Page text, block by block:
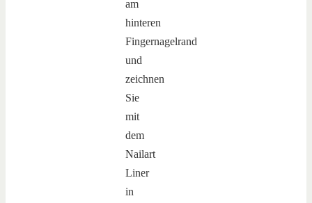
am
hinteren
Fingernagelrand
und
zeichnen
Sie
mit
dem
Nailart
Liner
in